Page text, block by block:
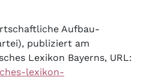
Aufbau-
publiziert am
Lexikon Bayerns, URL:
lexikon-